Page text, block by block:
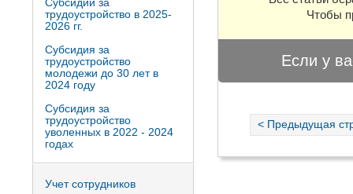
Чтобы
Если у
< Предыдущая
трудоустройство в 2025-
2026 гг.
Субсидия за
трудоустройство
молодежи до 30 лет в
2024 году
Субсидия за
трудоустройство
уволенных в 2022 - 2024
годах
Учет сотрудников